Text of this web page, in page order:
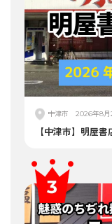
中津市 2026年8月
【中津市】明屋